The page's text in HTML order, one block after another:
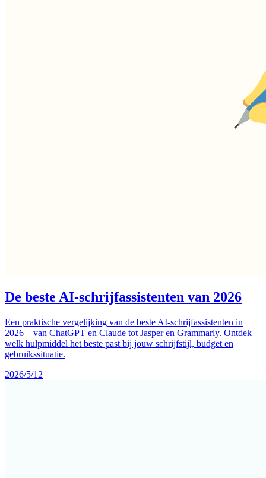
De beste AI-schrijfassistenten van 2026
Een praktische vergelijking van de beste AI-schrijfassistenten in
2026—van ChatGPT en Claude tot Jasper en Grammarly. Ontdek
welk hulpmiddel het beste past bij jouw schrijfstijl, budget en
gebruikssituatie.
2026/5/12